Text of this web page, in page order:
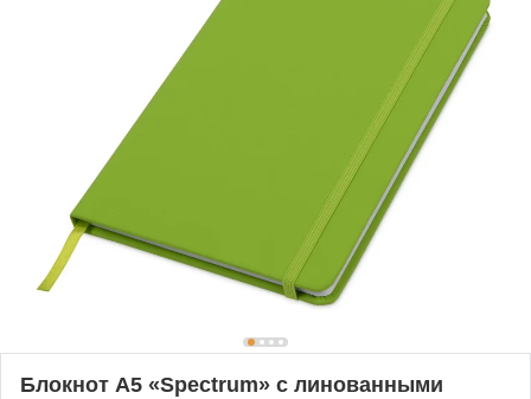
Блокнот А5 «Spectrum» с линованными